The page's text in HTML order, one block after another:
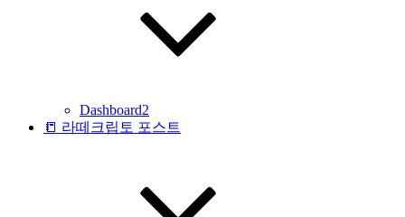
Dashboard2
📒 라떼크립토 포스트